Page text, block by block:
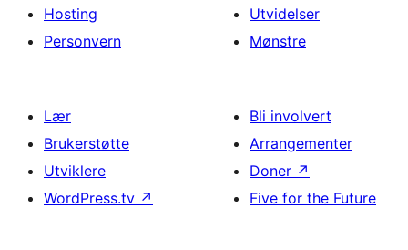
Hosting
Personvern
Utvidelser
Mønstre
Lær
Brukerstøtte
Utviklere
WordPress.tv ↗
Bli involvert
Arrangementer
Doner ↗
Five for the Future